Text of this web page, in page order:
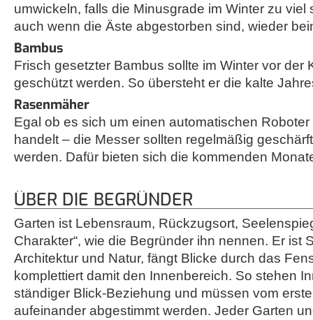
umwickeln, falls die Minusgrade im Winter zu viel
auch wenn die Äste abgestorben sind, wieder
Bambus
Frisch gesetzter Bambus sollte im Winter vor der
geschützt werden. So übersteht er die kalte
Rasenmäher
Egal ob es sich um einen automatischen
handelt – die Messer sollten regelmäßig
werden. Dafür bieten sich die kommenden
ÜBER DIE BEGRÜNDER
Garten ist Lebensraum, Rückzugsort,
Charakter“, wie die Begründer ihn nennen. Er ist
Architektur und Natur, fängt Blicke durch das
komplettiert damit den Innenbereich. So stehen
ständiger Blick-Beziehung und müssen vom
aufeinander abgestimmt werden. Jeder Garten